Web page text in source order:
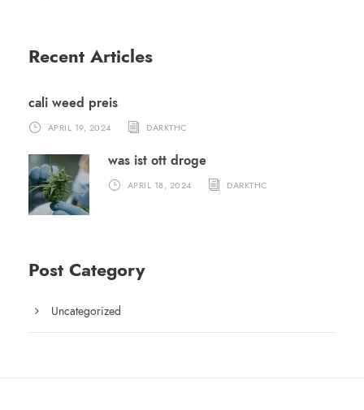
Recent Articles
cali weed preis
APRIL 19, 2024 DARKTHC
was ist ott droge
APRIL 18, 2024 DARKTHC
Post Category
Uncategorized